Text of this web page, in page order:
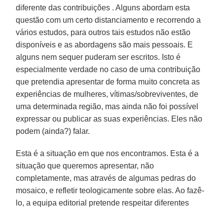
diferente das contribuições . Alguns abordam esta
questão com um certo distanciamento e recorrendo a
vários estudos, para outros tais estudos não estão
disponíveis e as abordagens são mais pessoais. E
alguns nem sequer puderam ser escritos. Isto é
especialmente verdade no caso de uma contribuição
que pretendia apresentar de forma muito concreta as
experiências de mulheres, vítimas/sobreviventes, de
uma determinada região, mas ainda não foi possível
expressar ou publicar as suas experiências. Eles não
podem (ainda?) falar.
Esta é a situação em que nos encontramos. Esta é a
situação que queremos apresentar, não
completamente, mas através de algumas pedras do
mosaico, e refletir teologicamente sobre elas. Ao fazê-
lo, a equipa editorial pretende respeitar diferentes